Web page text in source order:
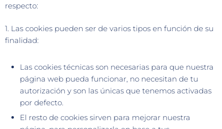
respecto:
1. Las cookies pueden ser de varios tipos en función de su
finalidad:
Las cookies técnicas son necesarias para que nuestra
página web pueda funcionar, no necesitan de tu
autorización y son las únicas que tenemos activadas
por defecto.
El resto de cookies sirven para mejorar nuestra